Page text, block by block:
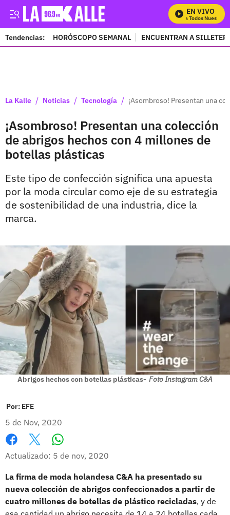
EN VIVO
Mira Todos Nuestros
Tendencias: HORÓSCOPO SEMANAL ENCUENTRAN A
La Kalle / Noticias / Tecnología / ¡Asombroso! Presentan una
¡Asombroso! Presentan una colección
de abrigos hechos con 4 millones de
botellas plásticas
Este tipo de confección significa una apuesta
por la moda circular como eje de su estrategia
de sostenibilidad de una industria, dice la
marca.
Abrigos hechos con botellas plásticas- Foto Instagram C&A
Por: EFE
5 de Nov, 2020
Facebook
X
Actualizado: 5 de nov, 2020
La firma de moda holandesa C&A ha presentado su
nueva colección de abrigos confeccionados a partir de
cuatro millones de botellas de plástico recicladas, y de